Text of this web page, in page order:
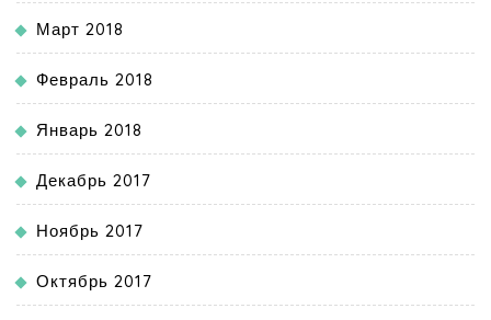
Март 2018
Февраль 2018
Январь 2018
Декабрь 2017
Ноябрь 2017
Октябрь 2017